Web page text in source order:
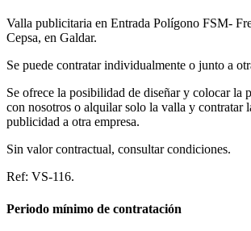
Valla publicitaria en Entrada Polígono FSM-
Cepsa, en Galdar.
Se puede contratar individualmente o junto a
Se ofrece la posibilidad de diseñar y colocar la
con nosotros o alquilar solo la valla y contratar
publicidad a otra empresa.
Sin valor contractual, consultar condiciones.
Ref: VS-116.
Periodo mínimo de contratación